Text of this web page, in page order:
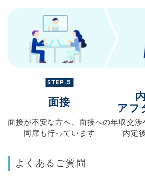
STEP.5
面接
面接が不安な方へ、 面接への
同席も行っています
アフ
年収交渉
内定
よくあるご質問